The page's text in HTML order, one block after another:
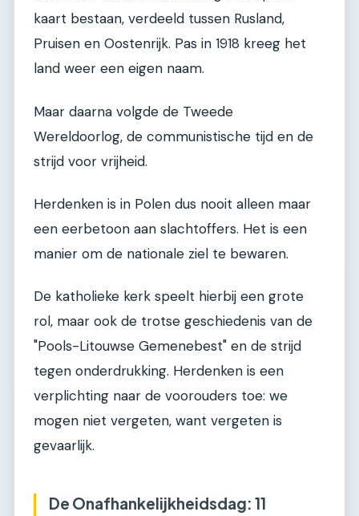
kaart bestaan, verdeeld tussen Rusland,
Pruisen en Oostenrijk. Pas in 1918 kreeg het
land weer een eigen naam.
Maar daarna volgde de Tweede
Wereldoorlog, de communistische tijd en de
strijd voor vrijheid.
Herdenken is in Polen dus nooit alleen maar
een eerbetoon aan slachtoffers. Het is een
manier om de nationale ziel te bewaren.
De katholieke kerk speelt hierbij een grote
rol, maar ook de trotse geschiedenis van de
"Pools-Litouwse Gemenebest" en de strijd
tegen onderdrukking. Herdenken is een
verplichting naar de voorouders toe: we
mogen niet vergeten, want vergeten is
gevaarlijk.
De Onafhankelijkheidsdag: 11